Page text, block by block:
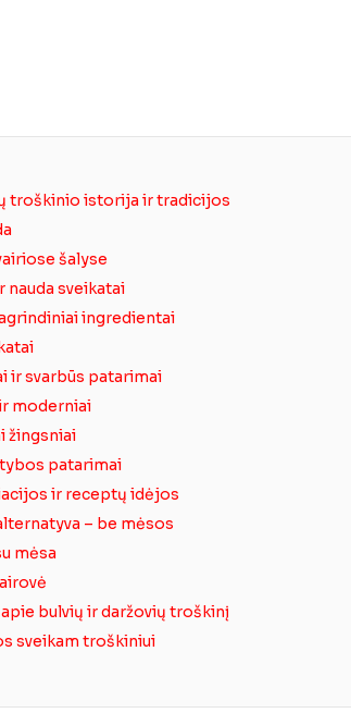
troškinio istorija ir tradicijos
šalyse
nauda sveikatai
ingredientai
ir svarbūs patarimai
moderniai
žingsniai
patarimai
ir receptų idėjos
– be mėsos
mėsa
bulvių ir daržovių troškinį
sveikam troškiniui